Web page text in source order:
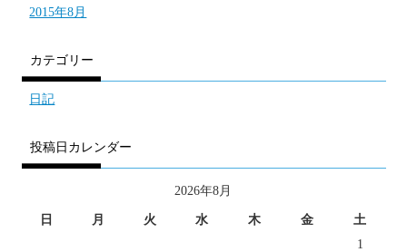
2015年8月
カテゴリー
日記
投稿日カレンダー
2026年8月
日 月 火 水 木 金
土
1